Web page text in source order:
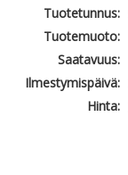
Tuotetunnus:
Tuotemuoto:
Saatavuus:
Ilmestymispäivä:
Hinta: